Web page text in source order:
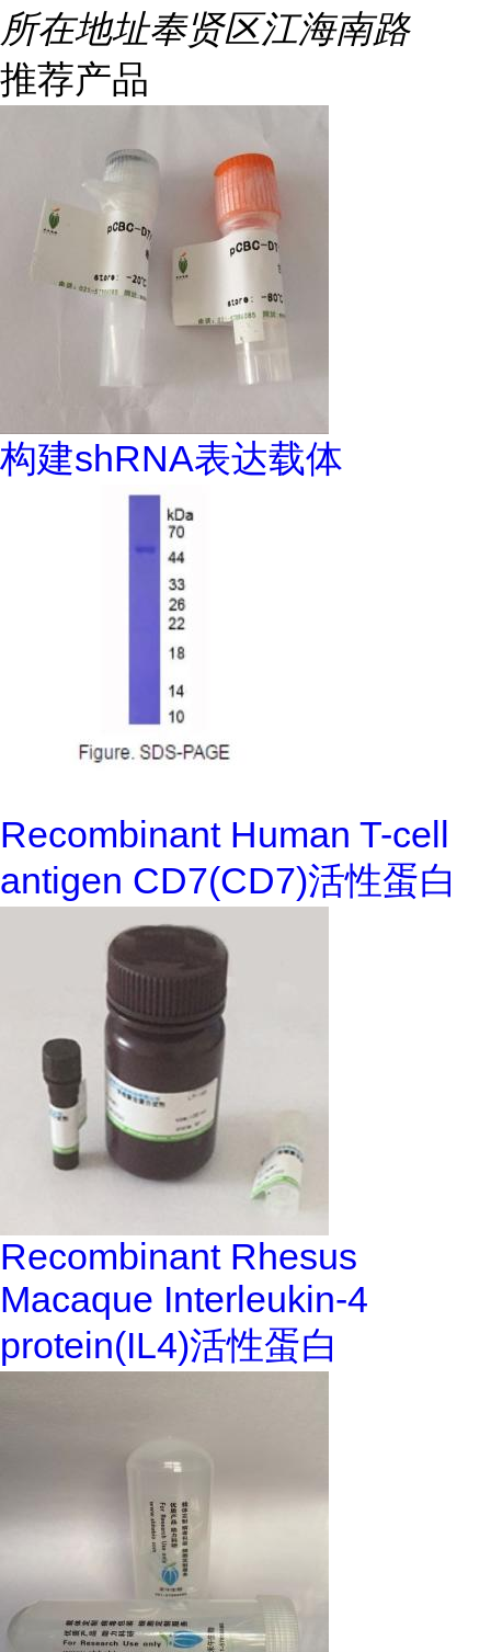
所在地址奉贤区江海南路
推荐产品
构建shRNA表达载体
Recombinant Human T-cell
antigen CD7(CD7)活性蛋白
Recombinant Rhesus
Macaque Interleukin-4
protein(IL4)活性蛋白